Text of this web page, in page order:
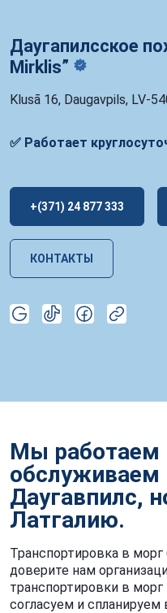
Даугапилсское
Mirklis”
Klusā 16, Daugavpils, LV-
✅ Работает
+(371) 24 877 333
КОНТАКТЫ
Мы работаем
обслуживаем
Даугавпилс,
Латгалию.
Транспортировка в
доверите нам
транспортировки в
согласуем и